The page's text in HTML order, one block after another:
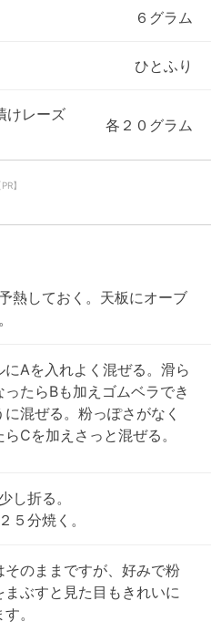
６グラム
ひとふり
けレーズ
各２０グラム
PR】
熱しておく。天板にオーブ
にAを入れよく混ぜる。滑ら
ったらBも加えゴムベラでき
に混ぜる。粉っぽさがなく
らCを加えさっと混ぜる。
し折る。
５分焼く。
そのままですが、好みで粉
まぶすと見た目もきれいに
。